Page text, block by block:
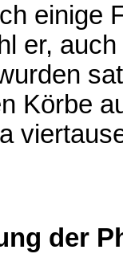
einige
er,
Körbe
der